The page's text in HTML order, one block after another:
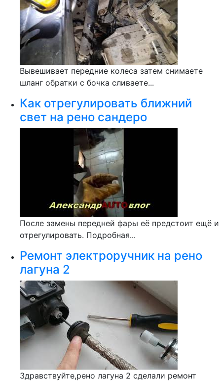
Вывешивает передние колеса затем снимаете
шланг обратки с бочка сливаете...
Как отрегулировать ближний
свет на рено сандеро
После замены передней фары её предстоит ещё и
отрегулировать. Подробная...
Ремонт электроручник на рено
лагуна 2
Здравствуйте,рено лагуна 2 сделали ремонт